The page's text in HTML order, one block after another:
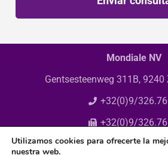
Mondiale NV
Gentsesteenweg 311B, 9240
+32(0)9/
+32(0)9/
Utilizamos cookies para ofrecerte la
nuestra web.